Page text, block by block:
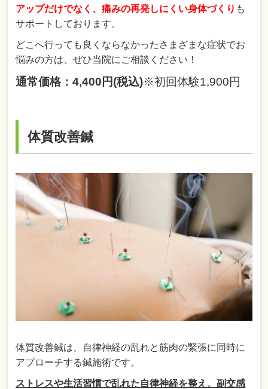
アップだけでなく、痛みの再発しにくい身体づくり も
サポートしております。
どこへ行っても良くならなかったさまざまな症状でお
悩みの方は、ぜひ当院にご相談ください！
通常価格：4,400円(税込)※初回体験1,900円
体質改善鍼
体質改善鍼は、自律神経の乱れと筋肉の緊張に同時に
アプローチする鍼施術です。
ストレスや生活習慣で乱れた自律神経を整え、副交感